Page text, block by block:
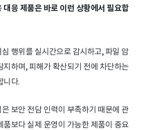
대응 제품은 바로 이런 상황에서 필요합
행위를 실시간으로 감시하고, 파일 암
지하며, 피해가 확산되기 전에 차단하는
니다.
보안 전담 인력이 부족하기 때문에 관
품보다 실제 운영이 가능한 제품이 중요